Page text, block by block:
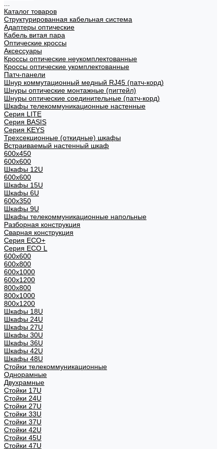
Каталог товаров
Структурированная кабельная система
Адаптеры оптические
Кабель витая пара
Оптические кроссы
Аксессуары
Кроссы оптические неукомплектованные
Кроссы оптические укомплектованные
Патч-панели
Шнур коммутационный медный RJ45 (патч-корд)
Шнуры оптические монтажные (пигтейл)
Шнуры оптические соединительные (патч-корд)
Шкафы телекоммуникационные настенные
Cерия LITE
Cерия BASIS
Cерия KEYS
Трехсекционные (откидные) шкафы
Встраиваемый настенный шкаф
600x450
600x600
Шкафы 12U
600x600
Шкафы 15U
Шкафы 6U
600x350
Шкафы 9U
Шкафы телекоммуникационные напольные
Разборная конструкция
Сварная конструкция
Серия ECO+
Серия ECO L
600x600
600x800
600х1000
600х1200
800x800
800х1000
800х1200
Шкафы 18U
Шкафы 24U
Шкафы 27U
Шкафы 30U
Шкафы 36U
Шкафы 42U
Шкафы 48U
Стойки телекоммуникационные
Однорамные
Двухрамные
Стойки 17U
Стойки 24U
Стойки 27U
Стойки 33U
Стойки 37U
Стойки 42U
Стойки 45U
Стойки 47U